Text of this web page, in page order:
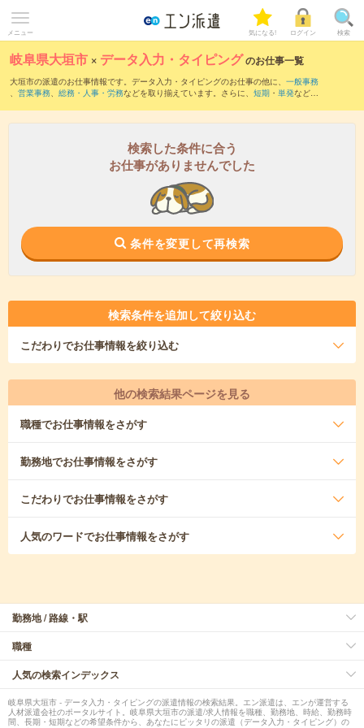
メニュー 気になる! ログイン 検索
岐阜県大垣市 × データ入力・タイピングのお仕事一覧
大垣市の派遣のお仕事情報です。データ入力・タイピングのお仕事の他に、 一般事務
、 営業事務、 総務・人事・労務などを取り揃えています。さらに、 短期 ・ 単発などの
検索した条件に合う
お仕事がありませんでした
条件を変更して再検索
検索条件を追加して絞り込む
こだわりでお仕事情報を絞り込む
他の検索結果ページを見る
職種でお仕事情報をさがす
勤務地でお仕事情報をさがす
こだわりでお仕事情報をさがす
人気のワードでお仕事情報をさがす
勤務地 / 路線・駅
職種
人気の検索インデックス
岐阜県大垣市 - データ入力・タイピングの派遣情報の検索結果。エン派遣は、エンが運営する
人材派遣会社のポータルサイト。岐阜県大垣市の派遣/求人情報を職種、勤務地、時給、勤務時
間、長期・短期などの希望条件から、あなたにピッタリの派遣（データ入力・タイピング）の